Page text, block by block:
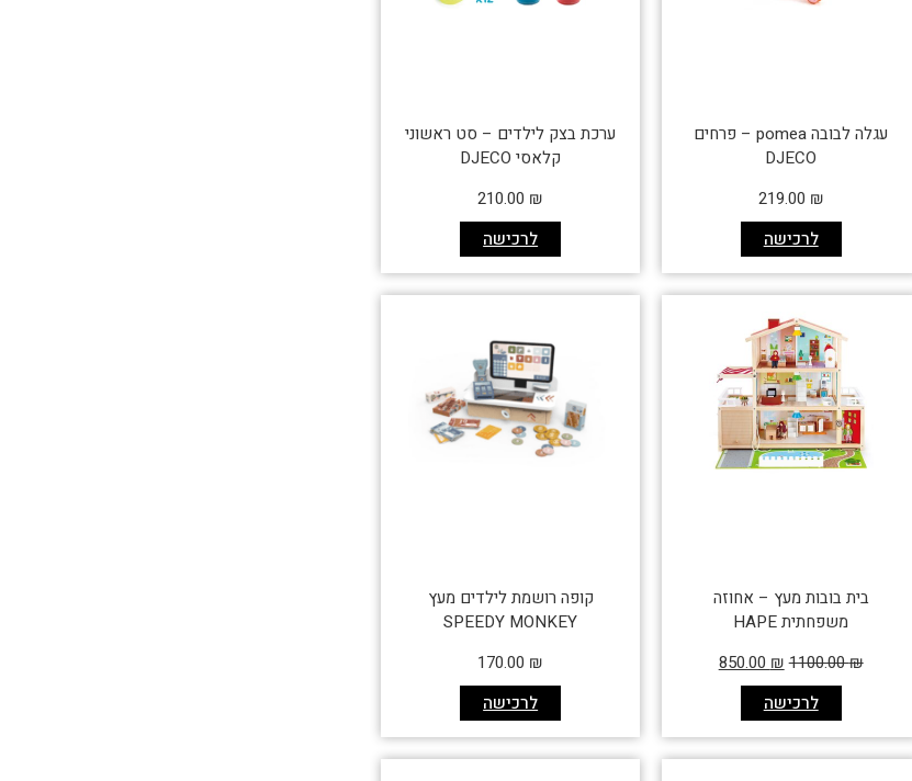
עגלה לבובה pomea – פרחים
DJECO
לרכישה
219.00 ₪
ערכת בצק לילדים – סט ראשוני
קלאסי DJECO
לרכישה
210.00 ₪
בית בובות מעץ – אחוזה
משפחתית HAPE
לרכישה
1100.00₪
850.00 ₪
קופה רושמת לילדים מעץ
SPEEDY MONKEY
לרכישה
170.00 ₪